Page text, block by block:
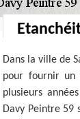
Dans la ville de
pour fournir un
plusieurs
Davy Peintre 59